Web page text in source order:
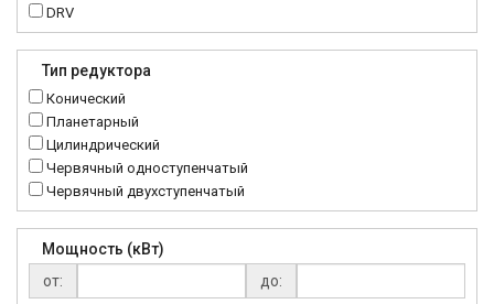
DRV
K..DR
MTC
NMRV
RC
Тип редуктора
Конический
Планетарный
Цилиндрический
Червячный одноступенчатый
Червячный двухступенчатый
Мощность (кВт)
от:
до: